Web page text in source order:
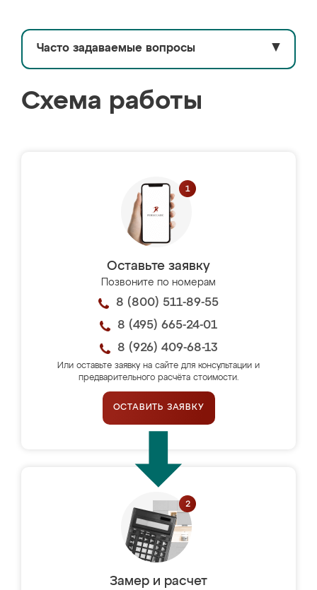
Часто задаваемые вопросы ▼
Схема работы
Оставьте заявку
Позвоните по номерам
8 (800) 511-89-55
8 (495) 665-24-01
8 (926) 409-68-13
Или оставьте заявку на сайте для консультации и
предварительного расчёта стоимости.
ОСТАВИТЬ ЗАЯВКУ
Замер и расчет